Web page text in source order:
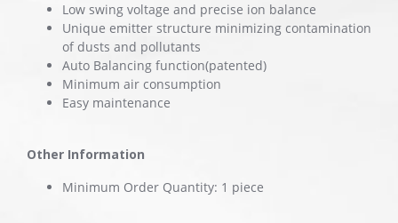
Low swing voltage and precise ion balance
Unique emitter structure minimizing contamination
of dusts and pollutants
Auto Balancing function(patented)
Minimum air consumption
Easy maintenance
Other Information
Minimum Order Quantity: 1 piece